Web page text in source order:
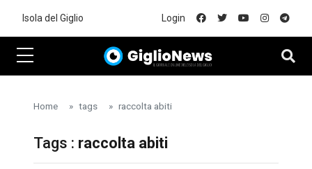
Isola del Giglio Login
Home tags raccolta abiti
Tags : raccolta abiti